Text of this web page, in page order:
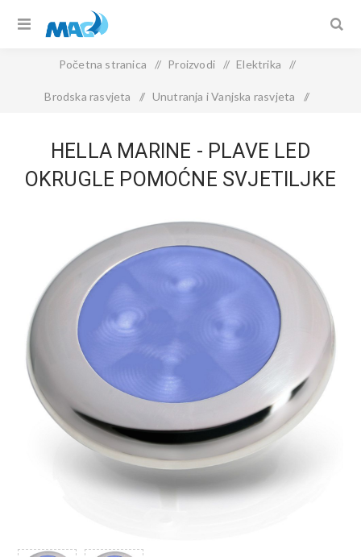
Početna stranica / Proizvodi / Elektrika /
Brodska rasvjeta / Unutranja i Vanjska rasvjeta /
HELLA MARINE - PLAVE LED
OKRUGLE POMOĆNE SVJETILJKE